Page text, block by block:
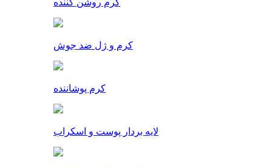
کرم و ژل ضد جوش
کرم پوشاننده
لایه بردار پوست و اسکراب